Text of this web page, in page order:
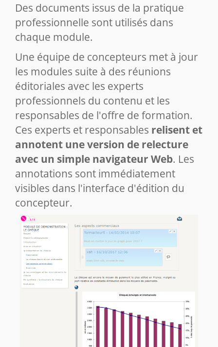
Des documents issus de la pratique
professionnelle sont utilisés dans
chaque module.
Une équipe de concepteurs met à jour
les modules suite à des réunions
éditoriales avec les experts
professionnels du contenu et les
responsables de l'offre de formation.
Ces experts et responsables relisent et
annotent une version de relecture
avec un simple navigateur Web. Les
annotations sont immédiatement
visibles dans l'interface d'édition du
concepteur.